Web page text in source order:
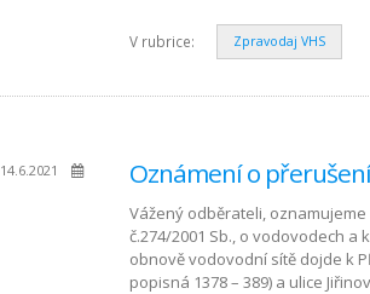
V rubrice: Zpravodaj VHS
14.6.2021 Oznámení o
Vážený odběrateli,
č.274/2001 Sb., o vodovodech
obnově vodovodní sítě dojde k
popisná 1378 – 389) a ulice